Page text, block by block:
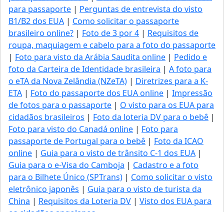
para passaporte | Perguntas de entrevista do visto
B1/B2 dos EUA | Como solicitar o passaporte
brasileiro online? | Foto de 3 por 4 | Requisitos de
roupa, maquiagem e cabelo para a foto do passaporte
| Foto para visto da Arábia Saudita online | Pedido e
foto da Carteira de Identidade brasileira | A foto para
o eTA da Nova Zelândia (NZeTA) | Diretrizes para a K-
ETA | Foto do passaporte dos EUA online | Impressão
de fotos para o passaporte | O visto para os EUA para
cidadãos brasileiros | Foto da loteria DV para o bebê |
Foto para visto do Canadá online | Foto para
passaporte de Portugal para o bebê | Foto da ICAO
online | Guia para o visto de trânsito C-1 dos EUA |
Guia para o e-Visa do Camboja | Cadastro e a foto
para o Bilhete Único (SPTrans) | Como solicitar o visto
eletrônico japonês | Guia para o visto de turista da
China | Requisitos da Loteria DV | Visto dos EUA para